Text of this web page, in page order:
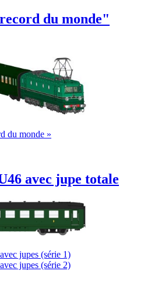
du monde"
du monde »
avec jupe totale
jupes (série 1)
jupes (série 2)